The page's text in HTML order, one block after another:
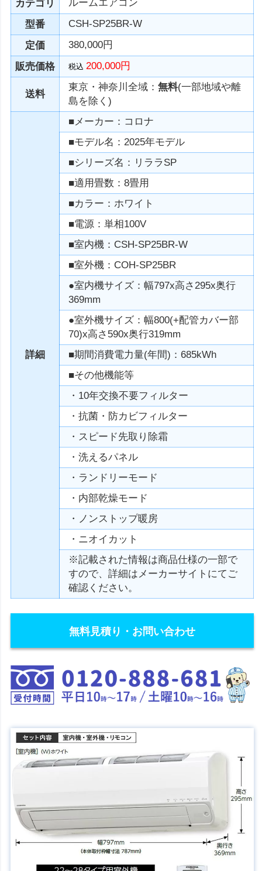
カテゴリ
ルームエアコン
型番
CSH-SP25BR-W
定価
380,000円
販売価格
税込200,000円
送料
東京・神奈川全域：無料(一部地域や離
島を除く)
詳細
■メーカー：コロナ
■モデル名：2025年モデル
■シリーズ名：リララSP
■適用畳数：8畳用
■カラー：ホワイト
■電源：単相100V
■室内機：CSH-SP25BR-W
■室外機：COH-SP25BR
●室内機サイズ：幅797x高さ295x奥行
369mm
●室外機サイズ：幅800(+配管カバー部
70)x高さ590x奥行319mm
■期間消費電力量(年間)：685kWh
■その他機能等
・10年交換不要フィルター
・抗菌・防カビフィルター
・スピード先取り除霜
・洗えるパネル
・ランドリーモード
・内部乾燥モード
・ノンストップ暖房
・ニオイカット
※記載された情報は商品仕様の一部で
すので、詳細はメーカーサイトにてご
確認ください。
無料見積り・お問い合わせ